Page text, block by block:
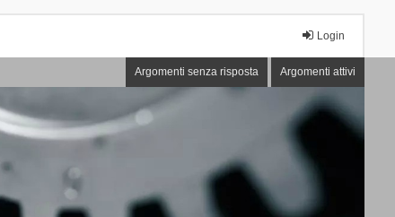
Login
Argomenti senza risposta Argomenti attivi